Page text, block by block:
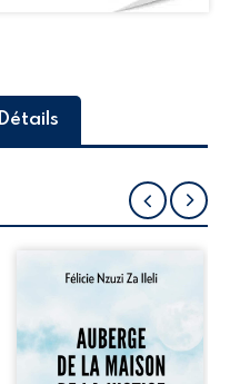
Détails
Auberge de la
récit-témoignage
consacré au
parcours